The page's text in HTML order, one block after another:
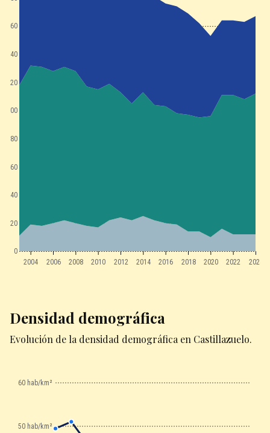
2004 2006 2008 2010 2012 2014 2016 2018 2020 2022 2024
0
20
40
60
80
100
120
140
160
Densidad demográfica
Evolución de la densidad demográfica en Castillazuelo.
50 hab/km²
60 hab/km²